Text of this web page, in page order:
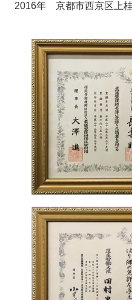
2016年 京都市西京区上